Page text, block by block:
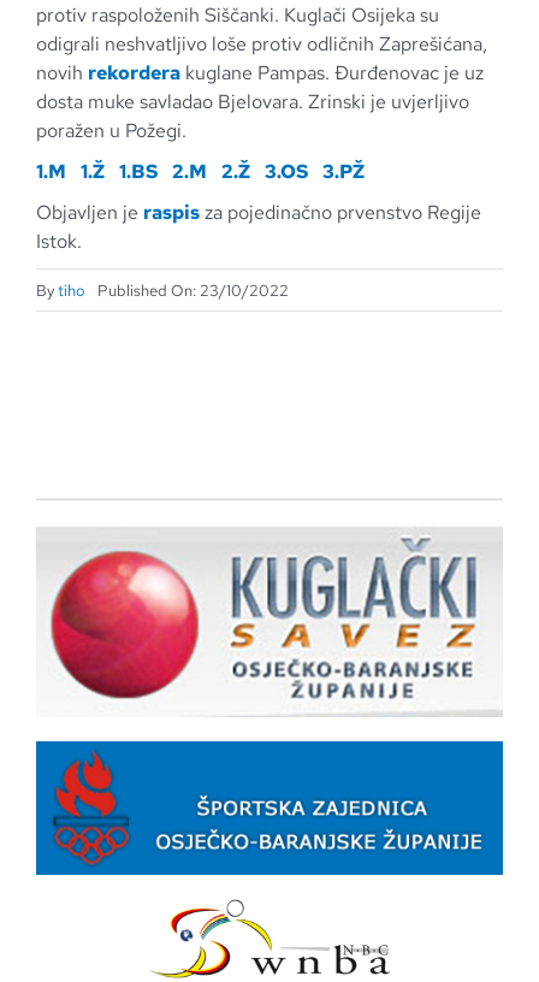
protiv raspoloženih Siščanki. Kuglači Osijeka su
odigrali neshvatljivo loše protiv odličnih Zaprešićana,
novih rekorderakuglane Pampas. Đurđenovac je uz
dosta muke savladao Bjelovara. Zrinski je uvjerljivo
poražen u Požegi.
1.M
1.Ž 1.BS 2.M 2.Ž 3.OS 3.PŽ
Objavljen je raspisza pojedinačno prvenstvo Regije
Istok.
Bytiho Published On: 23/10/2022